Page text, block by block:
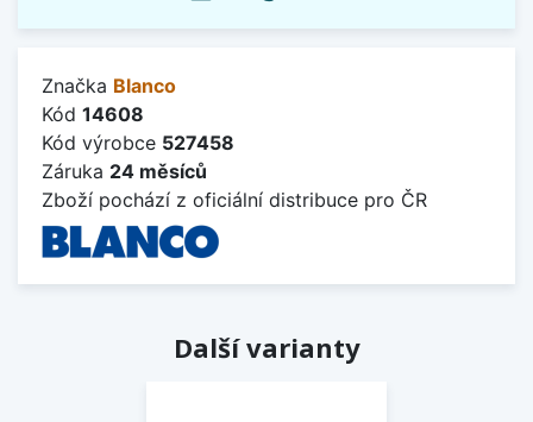
Značka Blanco
Kód 14608
Kód výrobce 527458
Záruka 24 měsíců
Zboží pochází z oficiální distribuce pro ČR
Další varianty